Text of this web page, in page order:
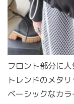
フロント部分に
トレンドのメタ
ベーシックなカ